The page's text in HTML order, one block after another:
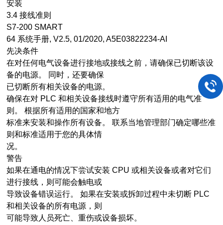
安装
3.4 接线准则
S7-200 SMART
64 系统手册, V2.5, 01/2020, A5E03822234-AI
先决条件
在对任何电气设备进行接地或接线之前，请确保已切断该设
备的电源。 同时，还要确保
已切断所有相关设备的电源。
确保在对 PLC 和相关设备接线时遵守所有适用的电气准
则。 根据所有适用的国家和地方
标准来安装和操作所有设备。 联系当地管理部门确定哪些准
则和标准适用于您的具体情
况。
警告
如果在通电的情况下尝试安装 CPU 或相关设备或者对它们
进行接线，则可能会触电或
导致设备错误运行。 如果在安装或拆卸过程中未切断 PLC
和相关设备的所有电源，则
可能导致人员死亡、重伤或设备损坏。